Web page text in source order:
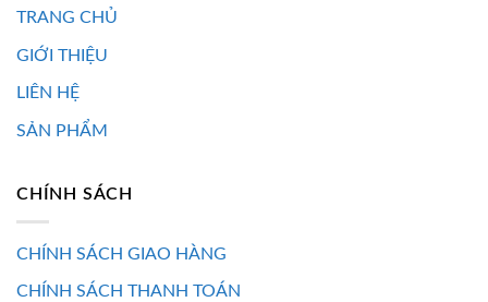
TRANG CHỦ
GIỚI THIỆU
LIÊN HỆ
SẢN PHẨM
CHÍNH SÁCH
CHÍNH SÁCH GIAO HÀNG
CHÍNH SÁCH THANH TOÁN